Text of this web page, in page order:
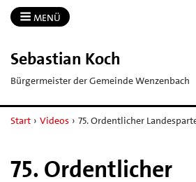
MENÜ
Sebastian Koch
Bürgermeister der Gemeinde Wenzenbach
Start › Videos › 75. Ordentlicher
75. Ordentlicher